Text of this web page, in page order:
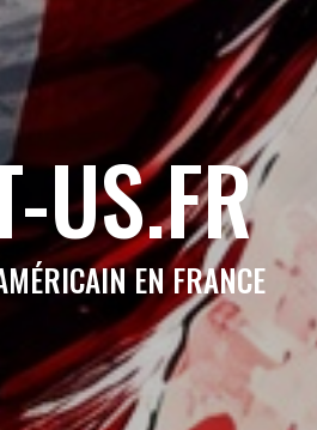
US.FR
EN FRANCE